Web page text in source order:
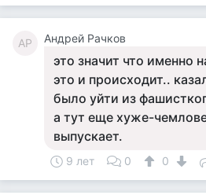
АР Андрей Рачков
это значит что именно
это и происходит..
было уйти из
а тут еще хуже-
выпускает.
9 лет 0 0